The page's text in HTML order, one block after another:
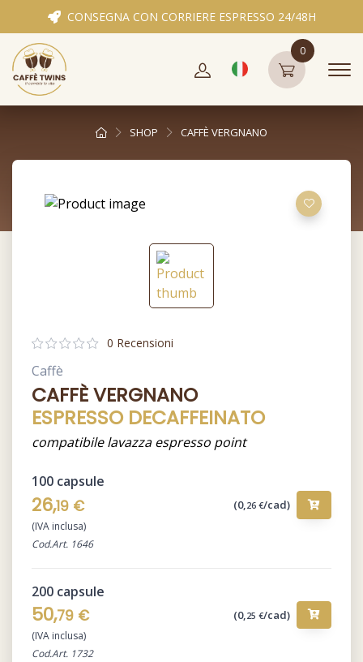
CONSEGNA CON CORRIERE ESPRESSO 24/48H
0
SHOP CAFFÈ VERGNANO
0 Recensioni
Caffè
CAFFÈ VERGNANO
ESPRESSO DECAFFEINATO
compatibile lavazza espresso point
100 capsule
26,19 € (0,26 €/cad)
(IVA inclusa)
Cod.Art. 1646
200 capsule
50,79 € (0,25 €/cad)
(IVA inclusa)
Cod.Art. 1732